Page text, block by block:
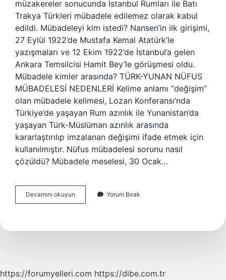
müzakereler sonucunda İstanbul Rumları ile Batı
Trakya Türkleri mübadele edilemez olarak kabul
edildi. Mübadeleyi kim istedi? Nansen’in ilk girişimi,
27 Eylül 1922’de Mustafa Kemal Atatürk’le
yazışmaları ve 12 Ekim 1922’de İstanbul’a gelen
Ankara Temsilcisi Hamit Bey’le görüşmesi oldu.
Mübadele kimler arasında? TÜRK-YUNAN NÜFUS
MÜBADELESİ NEDENLERİ Kelime anlamı “değişim”
olan mübadele kelimesi, Lozan Konferansı’nda
Türkiye’de yaşayan Rum azınlık ile Yunanistan’da
yaşayan Türk-Müslüman azınlık arasında
kararlaştırılıp imzalanan değişimi ifade etmek için
kullanılmıştır. Nüfus mübadelesi sorunu nasıl
çözüldü? Mübadele meselesi, 30 Ocak…
Devamını okuyun Mübadele
Meselesi
Yorum Bırak
https://forumyelleri.com https://dibe.com.tr